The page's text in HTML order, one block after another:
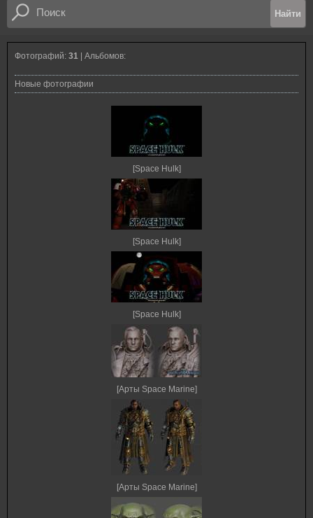
Фотографий: 31 | Альбомов:
Новые фотографии
[Space Hulk]
[Space Hulk]
[Space Hulk]
[Арты Space Marine]
[Арты Space Marine]